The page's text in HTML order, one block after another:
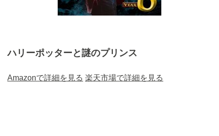
ハリーポッターと謎のプリンス
Amazonで詳細を見る 楽天市場で詳細を見る